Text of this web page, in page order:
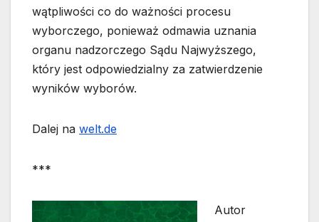
wątpliwości co do ważności procesu
wyborczego, ponieważ odmawia uznania
organu nadzorczego Sądu Najwyższego,
który jest odpowiedzialny za zatwierdzenie
wyników wyborów.
Dalej na welt.de
***
Autor